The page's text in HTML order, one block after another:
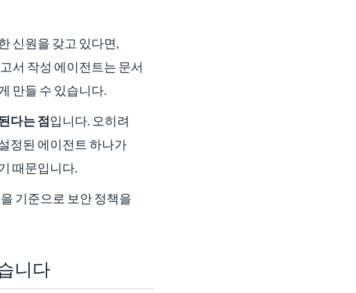
신원을 갖고 있다면,
서 작성 에이전트는 문서
만들 수 있습니다.
다는 점입니다. 오히려
정된 에이전트 하나가
때문입니다.
기준으로 보안 정책을
니다